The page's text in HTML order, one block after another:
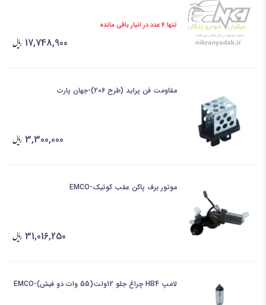
تنها 4 عدد در انبار باقی مانده
17,748,900
مقاومت فن پراید (طرح 206)-جهان پارت
3,300,000
موتور برف پاکن عقب کوئیک-EMCO
31,016,250
لامپ HB4 چراغ جلو 12ولت(55 وات دو فیش)-EMCO